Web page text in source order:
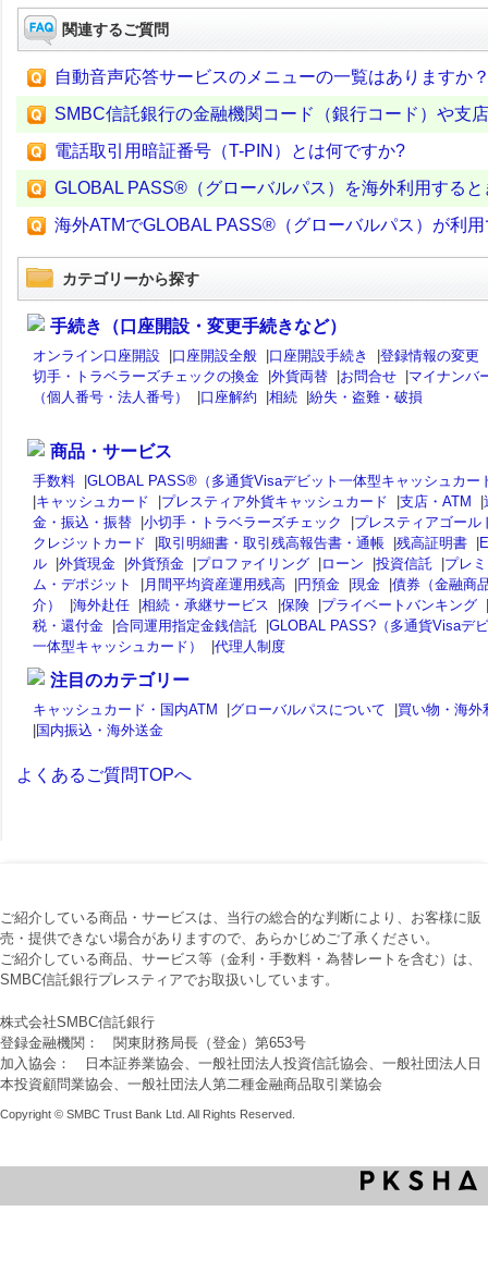
関連するご質問
自動音声応答サービスのメニューの一覧はありますか
SMBC信託銀行の金融機関コード（銀行コード）や支
電話取引用暗証番号（T-PIN）とは何ですか?
GLOBAL PASS®（グローバルパス）を海外利用する
海外ATMでGLOBAL PASS®（グローバルパス）が利
カテゴリーから探す
手続き（口座開設・変更手続きなど）
オンライン口座開設 口座開設全般 口座開設手続き
登録情報の変更
切手・トラベラーズチェックの換金
外貨両替 お問合せ
マイナンバ
（個人番号・法人番号）
口座解約 相続 紛失・盗難・破損
商品・サービス
手数料
GLOBAL PASS®（多通貨Visaデビット一体型キャッシュカー
キャッシュカード プレスティア外貨キャッシュカード 支店・ATM
金・振込・振替
小切手・トラベラーズチェック
プレスティアゴール
クレジットカード
取引明細書・取引残高報告書・通帳 残高証明書
ル
外貨現金 外貨預金 プロファイリング ローン 投資信託
プレ
ム・デポジット
月間平均資産運用残高 円預金 現金
債券（金融商
介）
海外赴任 相続・承継サービス 保険 プライベートバンキング
税・還付金
合同運用指定金銭信託
GLOBAL PASS?（多通貨Visaデ
一体型キャッシュカード）
代理人制度
注目のカテゴリー
キャッシュカード・国内ATM グローバルパスについて
買い物・海外
国内振込・海外送金
よくあるご質問TOPへ
ご紹介している商品・サービスは、当行の総合的な判断により、お客様に販
売・提供できない場合がありますので、あらかじめご了承ください。
ご紹介している商品、サービス等（金利・手数料・為替レートを含む）は、
SMBC信託銀行プレスティアでお取扱いしています。
株式会社SMBC信託銀行
登録金融機関： 関東財務局長（登金）第653号
加入協会： 日本証券業協会、一般社団法人投資信託協会、一般社団法人日
本投資顧問業協会、一般社団法人第二種金融商品取引業協会
Copyright © SMBC Trust Bank Ltd. All Rights Reserved.